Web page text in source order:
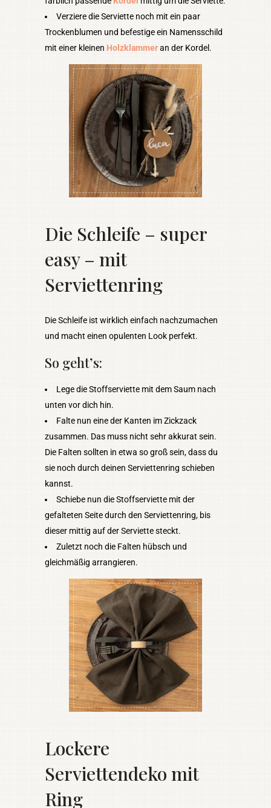
Verziere die Serviette noch mit ein paar
Trockenblumen und befestige ein Namensschild
mit einer kleinen Holzklammeran der Kordel.
Die Schleife – super
easy – mit
Serviettenring
Die Schleife ist wirklich einfach nachzumachen
und macht einen opulenten Look perfekt.
So geht’s:
Lege die Stoffserviette mit dem Saum nach
unten vor dich hin.
Falte nun eine der Kanten im Zickzack
zusammen. Das muss nicht sehr akkurat sein.
Die Falten sollten in etwa so groß sein, dass du
sie noch durch deinen Serviettenring schieben
kannst.
Schiebe nun die Stoffserviette mit der
gefalteten Seite durch den Serviettenring, bis
dieser mittig auf der Serviette steckt.
Zuletzt noch die Falten hübsch und
gleichmäßig arrangieren.
Lockere
Serviettendeko mit
Ring